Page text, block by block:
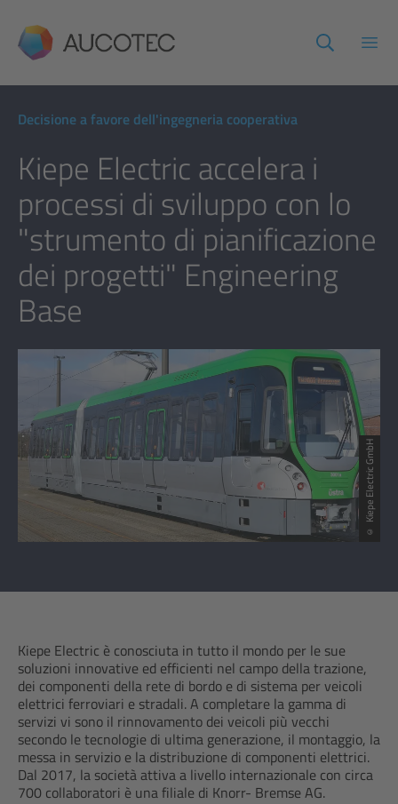
AUCOTEC
Apri
Decisione a favore dell'ingegneria cooperativa
Kiepe Electric accelera i
processi di sviluppo con lo
"strumento di pianificazione
dei progetti" Engineering
Base
© Kiepe Electric GmbH
Kiepe Electric è conosciuta in tutto il mondo per le sue
soluzioni innovative ed efficienti nel campo della trazione,
dei componenti della rete di bordo e di sistema per veicoli
elettrici ferroviari e stradali. A completare la gamma di
servizi vi sono il rinnovamento dei veicoli più vecchi
secondo le tecnologie di ultima generazione, il montaggio, la
messa in servizio e la distribuzione di componenti elettrici.
Dal 2017, la società attiva a livello internazionale con circa
700 collaboratori è una filiale di Knorr- Bremse AG.